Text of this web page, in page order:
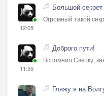
12:05
Большой
Огромный такой
11:55
Доброго пути!
Вспомнил Светку,
Гляжу я на